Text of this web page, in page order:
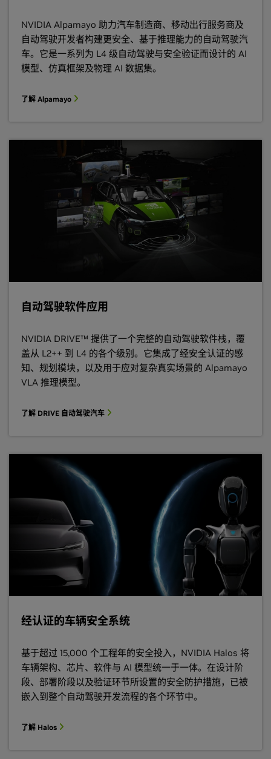
NVIDIA Alpamayo 助力汽车制造商、移动出行服务商及
自动驾驶开发者构建更安全、基于推理能力的自动驾驶汽
车。它是一系列为 L4 级自动驾驶与安全验证而设计的 AI
模型、仿真框架及物理 AI 数据集。
了解 Alpamayo
自动驾驶软件应用
NVIDIA DRIVE™ 提供了一个完整的自动驾驶软件栈，覆
盖从 L2++ 到 L4 的各个级别。它集成了经安全认证的感
知、规划模块，以及用于应对复杂真实场景的 Alpamayo
VLA 推理模型。
了解 DRIVE 自动驾驶汽车
经认证的车辆安全系统
基于超过 15,000 个工程年的安全投入，NVIDIA Halos 将
车辆架构、芯片、软件与 AI 模型统一于一体。在设计阶
段、部署阶段以及验证环节所设置的安全防护措施，已被
嵌入到整个自动驾驶开发流程的各个环节中。
了解 Halos